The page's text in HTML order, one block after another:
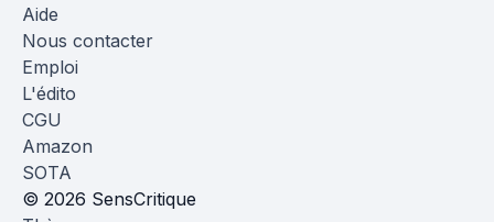
Aide
Nous contacter
Emploi
L'édito
CGU
Amazon
SOTA
© 2026 SensCritique